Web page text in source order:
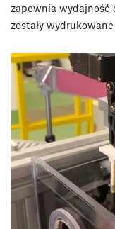
zapewnia wydajność
zostały